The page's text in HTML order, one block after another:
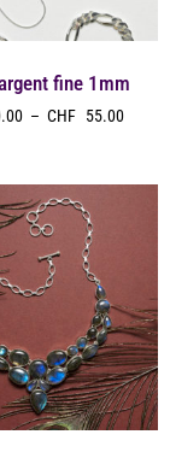
fine 1mm
– CHF 55.00